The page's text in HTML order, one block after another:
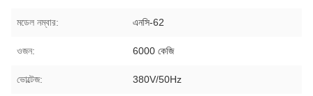
মডেল নম্বার: এনসি-62
ওজন: 6000 কেজি
ভোল্টেজ: 380V/50Hz